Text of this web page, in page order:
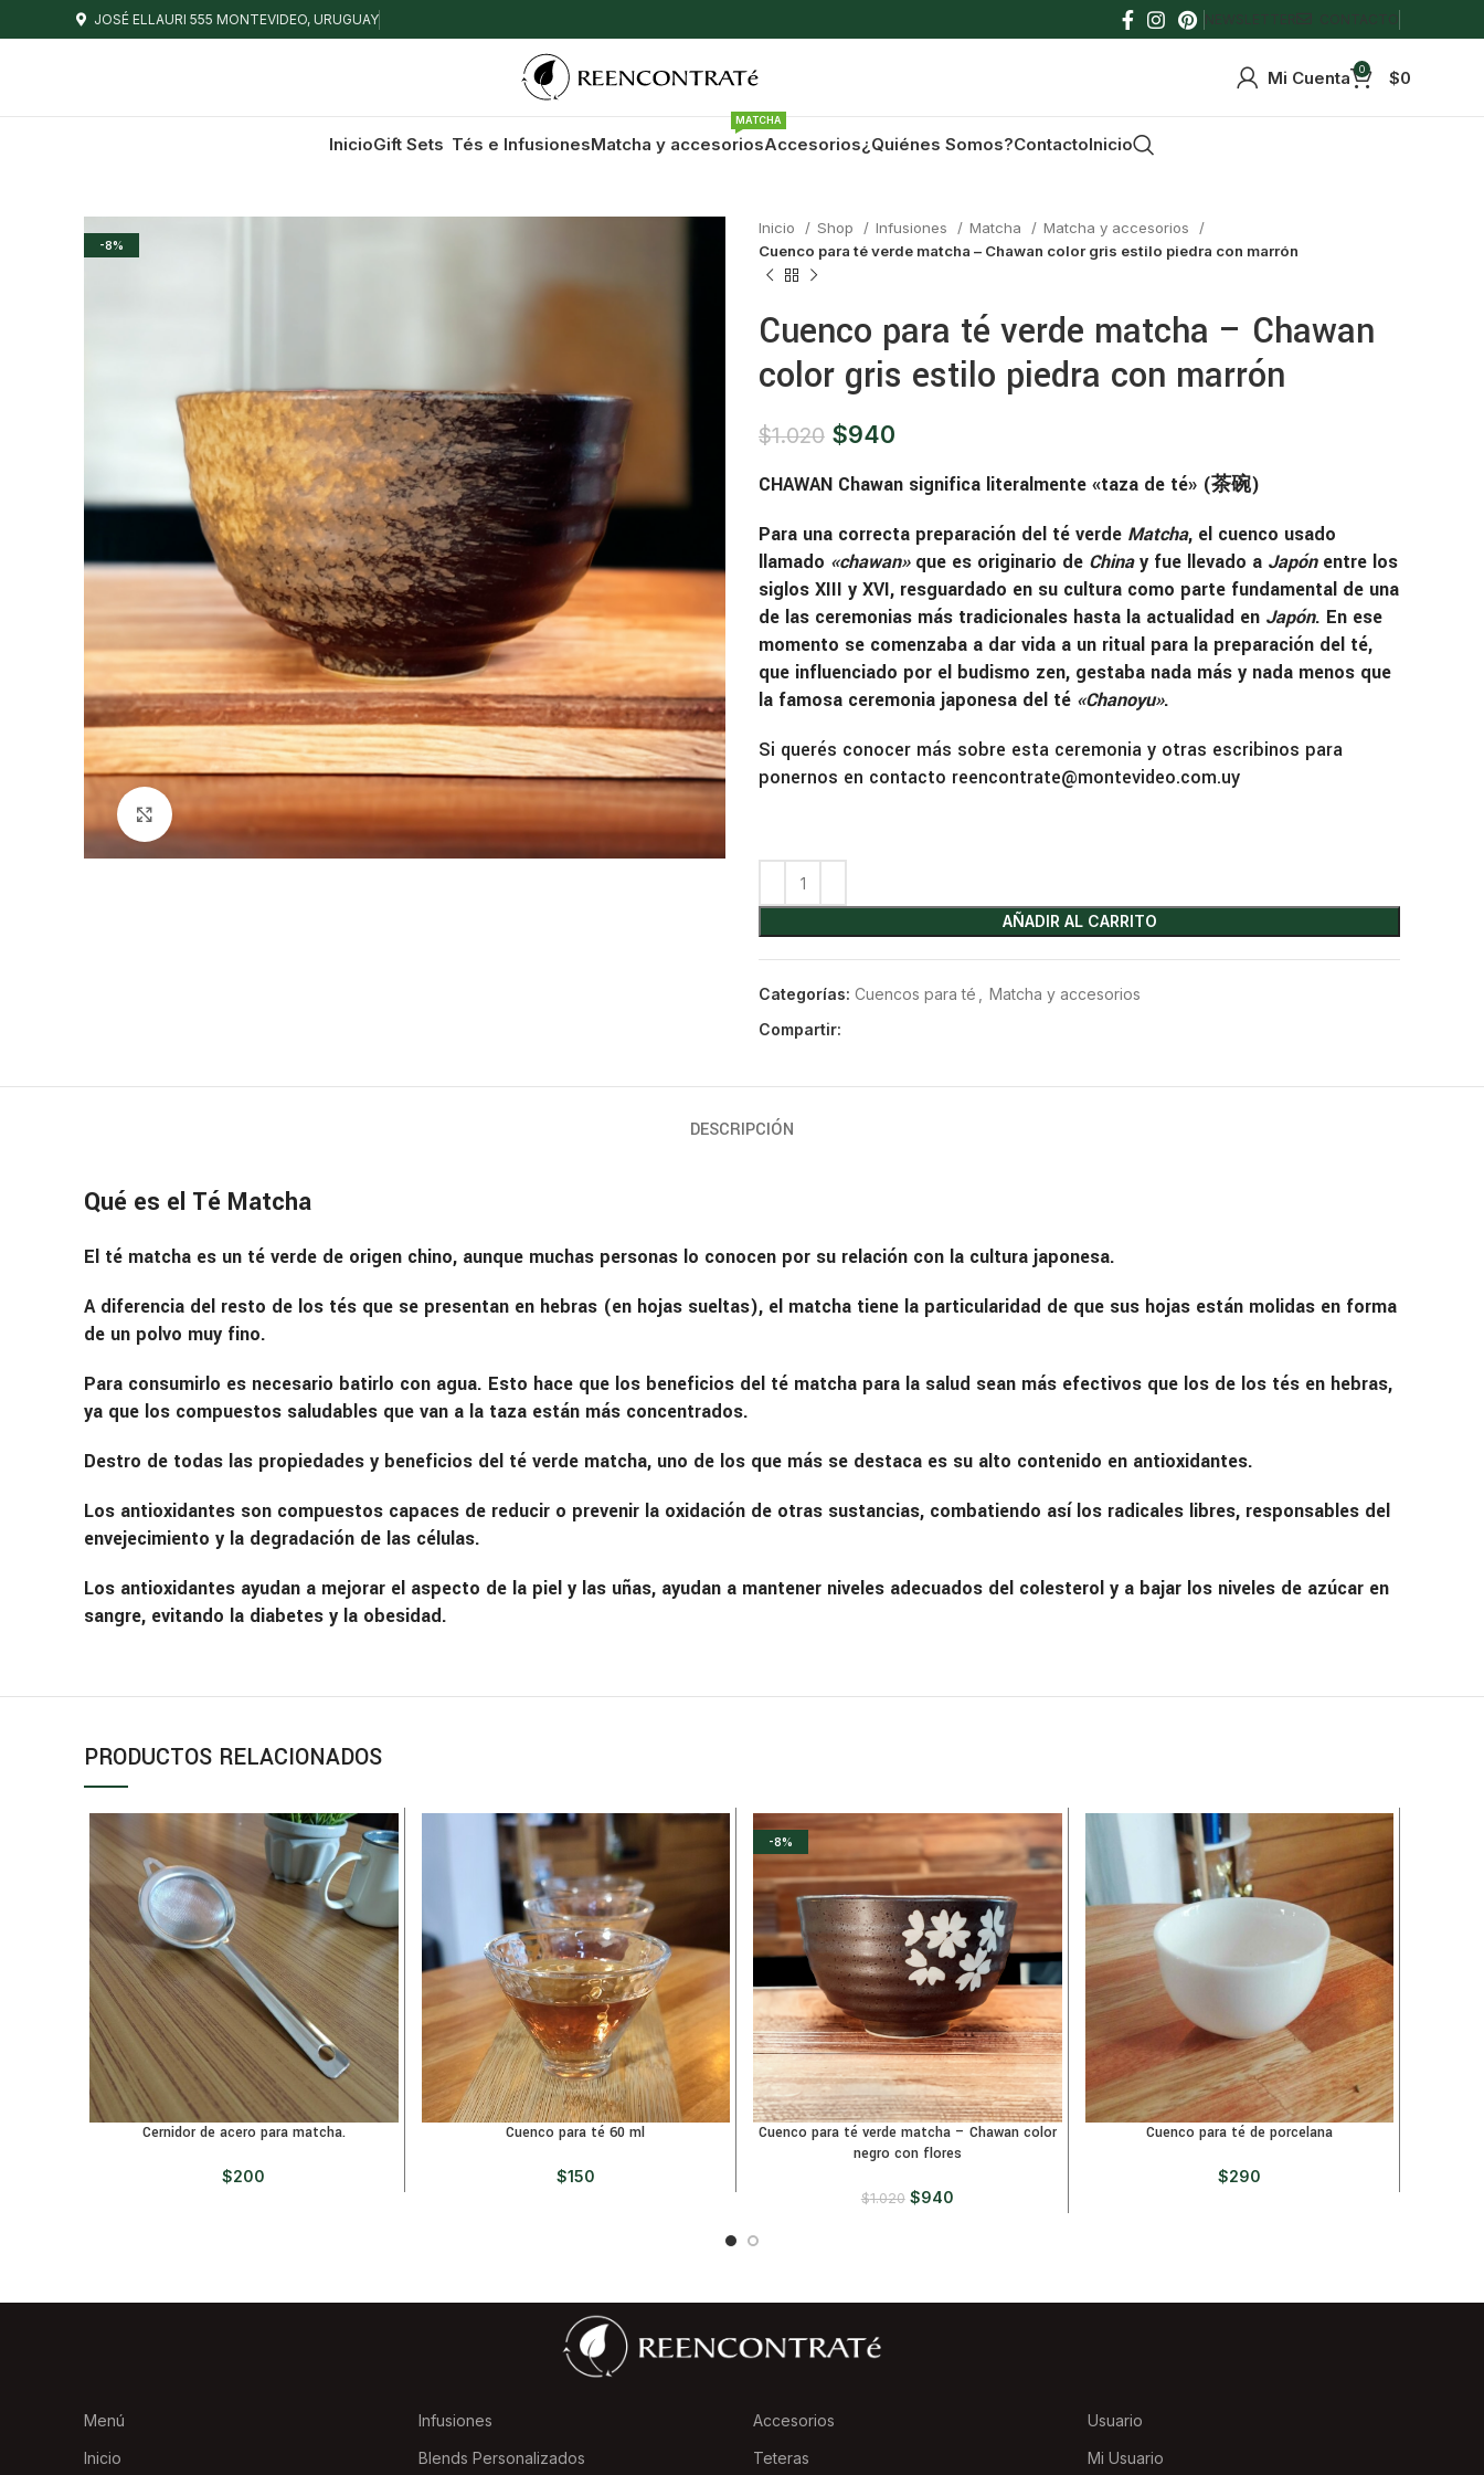
JOSÉ ELLAURI 555 MONTEVIDEO, URUGUAY NEWSLETTER CONTACTO
Mi Cuenta 0 $0
InicioGift Sets Tés e InfusionesMatcha y accesorios
MATCHA
Accesorios¿Quiénes Somos?ContactoInicio
-8%
Click para ampliar
Inicio Shop Infusiones Matcha
Matcha y accesorios
Cuenco para té verde matcha – Chawan color gris estilo piedra con marrón
Cuenco para té verde matcha – Chawan
color gris estilo piedra con marrón
$1.020 $940
CHAWAN Chawan significa literalmente «taza de té» (茶碗)
Para una correcta preparación del té verde Matcha, el cuenco usado
llamado «chawan»que es originario de Chinay fue llevado a Japón entre los
siglos XIII y XVI, resguardado en su cultura como parte fundamental de una
de las ceremonias más tradicionales hasta la actualidad en Japón. En ese
momento se comenzaba a dar vida a un ritual para la preparación del té,
que influenciado por el budismo zen, gestaba nada más y nada menos que
la famosa ceremonia japonesa del té «Chanoyu».
Si querés conocer más sobre esta ceremonia y otras escribinos para
ponernos en contacto reencontrate@montevideo.com.uy
AÑADIR AL CARRITO
Categorías: Cuencos para té
Matcha y accesorios
Compartir:
DESCRIPCIÓN
Qué es el Té Matcha
El té matcha es un té verde de origen chino, aunque muchas personas lo conocen por su relación con la cultura japonesa.
A diferencia del resto de los tés que se presentan en hebras (en hojas sueltas), el matcha tiene la particularidad de que sus hojas están molidas en forma
de un polvo muy fino.
Para consumirlo es necesario batirlo con agua. Esto hace que los beneficios del té matcha para la salud sean más efectivos que los de los tés en hebras,
ya que los compuestos saludables que van a la taza están más concentrados.
Destro de todas las propiedades y beneficios del té verde matcha, uno de los que más se destaca es su alto contenido en antioxidantes.
Los antioxidantes son compuestos capaces de reducir o prevenir la oxidación de otras sustancias, combatiendo así los radicales libres, responsables del
envejecimiento y la degradación de las células.
Los antioxidantes ayudan a mejorar el aspecto de la piel y las uñas, ayudan a mantener niveles adecuados del colesterol y a bajar los niveles de azúcar en
sangre, evitando la diabetes y la obesidad.
PRODUCTOS RELACIONADOS
Cernidor de acero para matcha.
$200
Cuenco para té 60 ml
$150
-8%
Cuenco para té verde matcha – Chawan color
negro con flores
$1.020 $940
Cuenco para té de porcelana
$290
Menú
Inicio
Infusiones
Blends Personalizados
Accesorios
Teteras
Usuario
Mi Usuario